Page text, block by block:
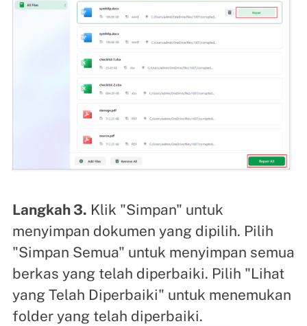
Langkah 3. Klik "Simpan" untuk
menyimpan dokumen yang dipilih. Pilih
"Simpan Semua" untuk menyimpan semua
berkas yang telah diperbaiki. Pilih "Lihat
yang Telah Diperbaiki" untuk menemukan
folder yang telah diperbaiki.